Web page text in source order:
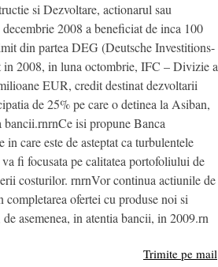
si Dezvoltare, actionarul sau
2008 a beneficiat de inca 100
din partea DEG (Deutsche Investitions-
2008, in luna octombrie, IFC – Divizie a
EUR, credit destinat dezvoltarii
de 25% pe care o detinea la Asiban,
isi propune Banca
care este de asteptat ca turbulentele
fi focusata pe calitatea portofoliului de
costurilor. rnrnVor continua actiunile de
ofertei cu produse noi si
asemenea, in atentia bancii, in 2009.rn
Trimite pe mail